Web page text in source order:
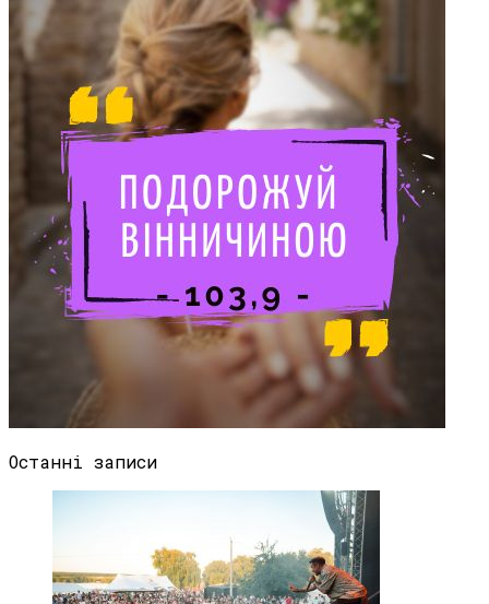
Останні записи